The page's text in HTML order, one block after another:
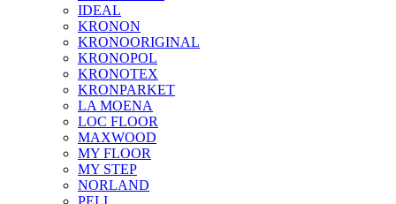
IDEAL
KRONON
KRONOORIGINAL
KRONOPOL
KRONOTEX
KRONPARKET
LA MOENA
LOC FLOOR
MAXWOOD
MY FLOOR
MY STEP
NORLAND
PELI